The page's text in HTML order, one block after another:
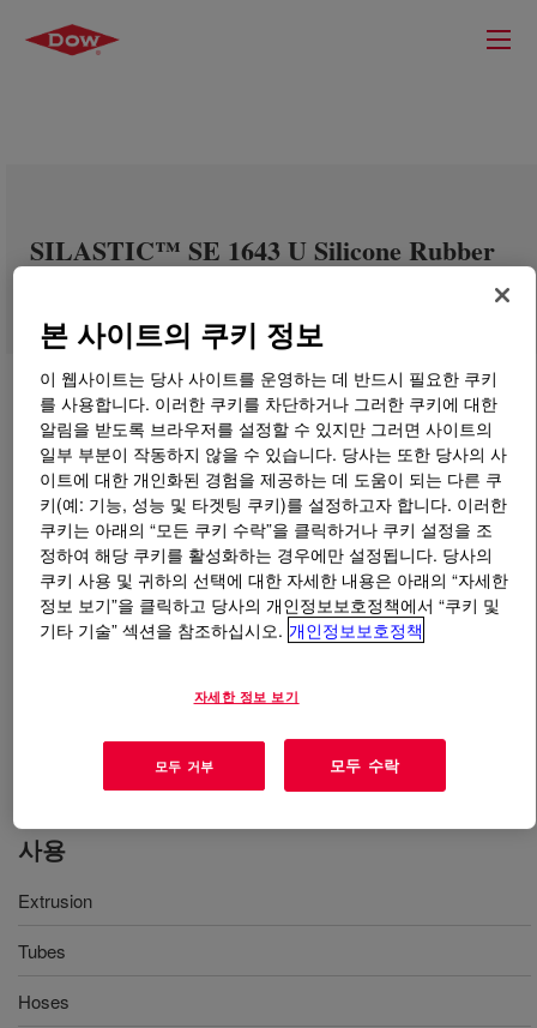
SILASTIC™ SE 1643 U Silicone Rubber
무엇입니까 SILASTIC™ SE 1643 U Silicone Rubber
SE 1643 Uは硬さ30度のシリコーンゴム製品で、特に押
を使用することにより、ほとんどあらゆる色に着色でき
ます。また、電気絶縁用途、チューブなど幅広い用途に
使用可能です。
사용
Extrusion
Tubes
Hoses
본 사이트의 쿠키 정보
이 웹사이트는 당사 사이트를 운영하는 데 반드시 필요한 쿠키
를 사용합니다. 이러한 쿠키를 차단하거나 그러한 쿠키에 대한
알림을 받도록 브라우저를 설정할 수 있지만 그러면 사이트의
일부 부분이 작동하지 않을 수 있습니다. 당사는 또한 당사의 사
이트에 대한 개인화된 경험을 제공하는 데 도움이 되는 다른 쿠
키(예: 기능, 성능 및 타겟팅 쿠키)를 설정하고자 합니다. 이러한
쿠키는 아래의 “모든 쿠키 수락”을 클릭하거나 쿠키 설정을 조
정하여 해당 쿠키를 활성화하는 경우에만 설정됩니다. 당사의
쿠키 사용 및 귀하의 선택에 대한 자세한 내용은 아래의 “자세한
정보 보기”을 클릭하고 당사의 개인정보보호정책에서 “쿠키 및
기타 기술” 섹션을 참조하십시오. 개인정보보호정책
자세한 정보 보기
모두 거부 모두 수락